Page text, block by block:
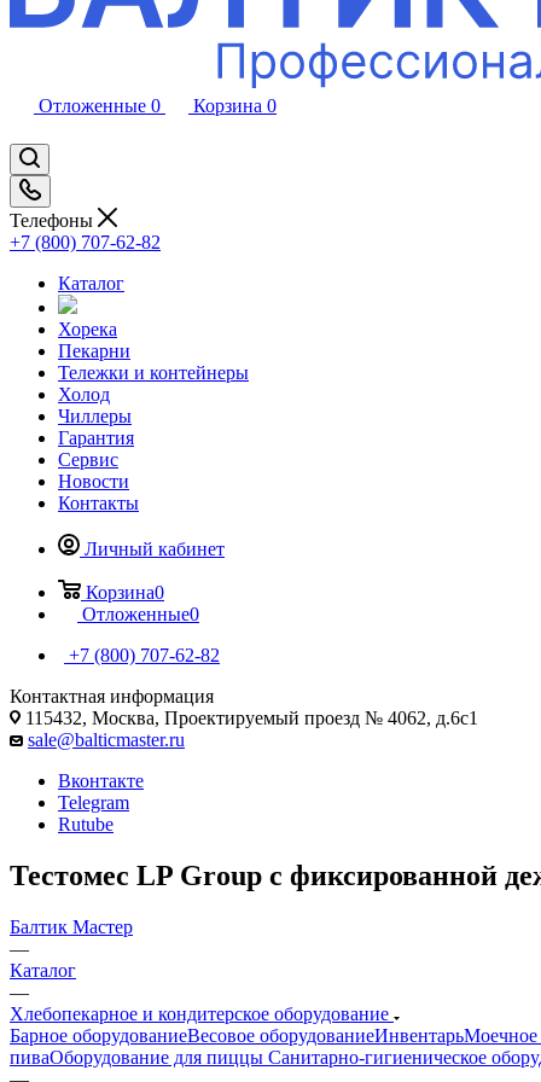
Отложенные 0 Корзина 0
Телефоны
+7 (800) 707-62-82
Каталог
Хорека
Пекарни
Тележки и контейнеры
Холод
Чиллеры
Гарантия
Сервис
Новости
Контакты
Личный кабинет
Корзина0
Отложенные0
+7 (800) 707-62-82
Контактная информация
115432, Москва, Проектируемый проезд № 4062, д.6с1
sale@balticmaster.ru
Вконтакте
Telegram
Rutube
Тестомес LP Group с фиксированной
Балтик Мастер
—
Каталог
—
Хлебопекарное и кондитерское оборудование
Барное оборудованиеВесовое оборудованиеИнвентарьМоечное
пиваОборудование для пиццы Санитарно-гигиеническое